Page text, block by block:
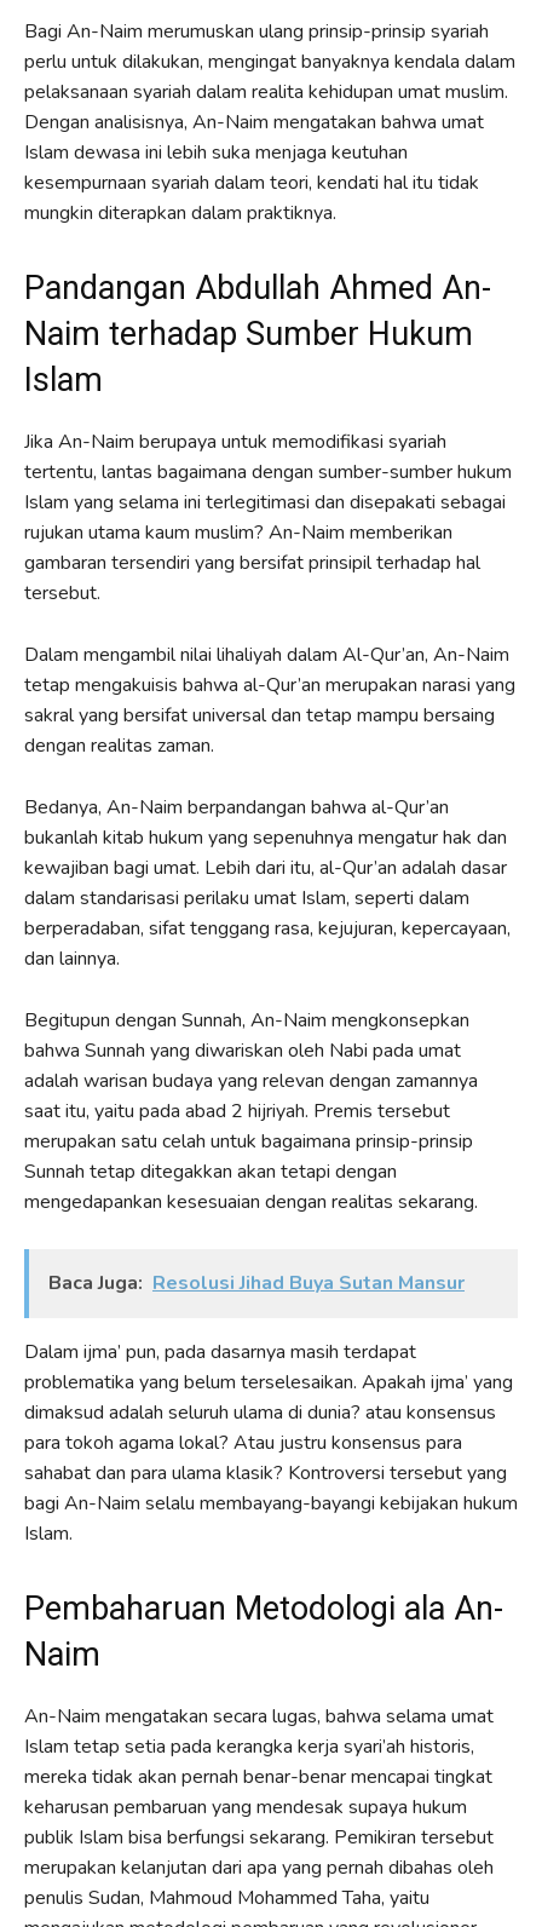
Bagi An-Naim merumuskan ulang prinsip-prinsip syariah
perlu untuk dilakukan, mengingat banyaknya kendala dalam
pelaksanaan syariah dalam realita kehidupan umat muslim.
Dengan analisisnya, An-Naim mengatakan bahwa umat
Islam dewasa ini lebih suka menjaga keutuhan
kesempurnaan syariah dalam teori, kendati hal itu tidak
mungkin diterapkan dalam praktiknya.
Pandangan Abdullah Ahmed An-
Naim terhadap Sumber Hukum
Islam
Jika An-Naim berupaya untuk memodifikasi syariah
tertentu, lantas bagaimana dengan sumber-sumber hukum
Islam yang selama ini terlegitimasi dan disepakati sebagai
rujukan utama kaum muslim? An-Naim memberikan
gambaran tersendiri yang bersifat prinsipil terhadap hal
tersebut.
Dalam mengambil nilai lihaliyah dalam Al-Qur’an, An-Naim
tetap mengakuisis bahwa al-Qur’an merupakan narasi yang
sakral yang bersifat universal dan tetap mampu bersaing
dengan realitas zaman.
Bedanya, An-Naim berpandangan bahwa al-Qur’an
bukanlah kitab hukum yang sepenuhnya mengatur hak dan
kewajiban bagi umat. Lebih dari itu, al-Qur’an adalah dasar
dalam standarisasi perilaku umat Islam, seperti dalam
berperadaban, sifat tenggang rasa, kejujuran, kepercayaan,
dan lainnya.
Begitupun dengan Sunnah, An-Naim mengkonsepkan
bahwa Sunnah yang diwariskan oleh Nabi pada umat
adalah warisan budaya yang relevan dengan zamannya
saat itu, yaitu pada abad 2 hijriyah. Premis tersebut
merupakan satu celah untuk bagaimana prinsip-prinsip
Sunnah tetap ditegakkan akan tetapi dengan
mengedapankan kesesuaian dengan realitas sekarang.
Baca Juga: Resolusi Jihad Buya Sutan Mansur
Dalam ijma’ pun, pada dasarnya masih terdapat
problematika yang belum terselesaikan. Apakah ijma’ yang
dimaksud adalah seluruh ulama di dunia? atau konsensus
para tokoh agama lokal? Atau justru konsensus para
sahabat dan para ulama klasik? Kontroversi tersebut yang
bagi An-Naim selalu membayang-bayangi kebijakan hukum
Islam.
Pembaharuan Metodologi ala An-
Naim
An-Naim mengatakan secara lugas, bahwa selama umat
Islam tetap setia pada kerangka kerja syari’ah historis,
mereka tidak akan pernah benar-benar mencapai tingkat
keharusan pembaruan yang mendesak supaya hukum
publik Islam bisa berfungsi sekarang. Pemikiran tersebut
merupakan kelanjutan dari apa yang pernah dibahas oleh
penulis Sudan, Mahmoud Mohammed Taha, yaitu